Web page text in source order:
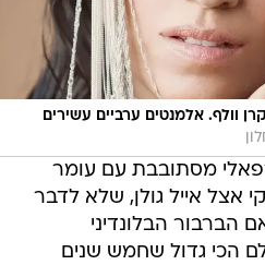
וולף. אלמנטים ערביים עשירים
מסתובבת עם עומר
אצל אייל גולן, שלא לדבר
הבלונדיני
הכי גדול שחמש שנים